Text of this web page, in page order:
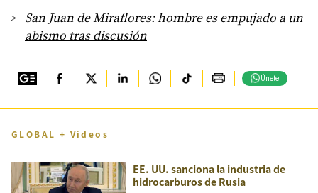
San Juan de Miraflores: hombre es empujado a un
abismo tras discusión
Únete
GLOBAL + Videos
EE. UU. sanciona la industria de
hidrocarburos de Rusia